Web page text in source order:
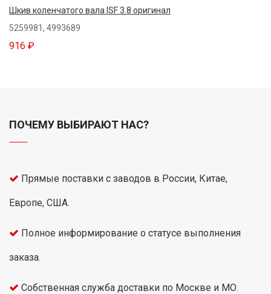
Шкив коленчатого вала ISF 3.8 оригинал
5259981, 4993689
916 ₽
ПОЧЕМУ ВЫБИРАЮТ НАС?
Прямые поставки с заводов в России, Китае,
Европе, США.
Полное информирование о статусе выполнения
заказа.
Собственная служба доставки по Москве и МО.